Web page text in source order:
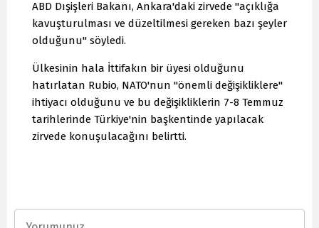
ABD Dışişleri Bakanı, Ankara'daki zirvede "açıklığa
kavuşturulması ve düzeltilmesi gereken bazı şeyler
olduğunu" söyledi.
Ülkesinin hala İttifakın bir üyesi olduğunu
hatırlatan Rubio, NATO'nun "önemli değişikliklere"
ihtiyacı olduğunu ve bu değişikliklerin 7-8 Temmuz
tarihlerinde Türkiye'nin başkentinde yapılacak
zirvede konuşulacağını belirtti.